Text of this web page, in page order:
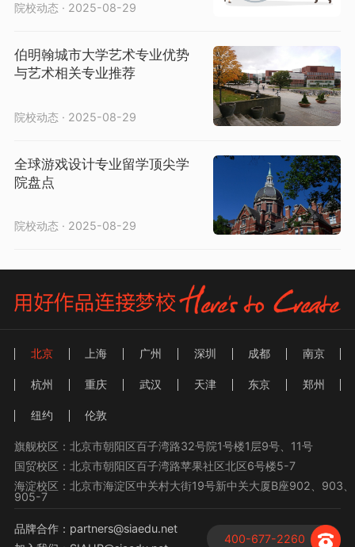
院校动态 · 2025-08-29
伯明翰城市大学艺术专业优势
与艺术相关专业推荐
院校动态 · 2025-08-29
全球游戏设计专业留学顶尖学
院盘点
院校动态 · 2025-08-29
北京 上海 广州 深圳 成都 南京
杭州 重庆 武汉 天津 东京 郑州
纽约 伦敦
旗舰校区：北京市朝阳区百子湾路32号院1号楼1层9号、11号
国贸校区：北京市朝阳区百子湾路苹果社区北区6号楼5-7
海淀校区：北京市海淀区中关村大街19号新中关大厦B座902、903、
905-7
400-677-2260
品牌合作：partners@siaedu.net